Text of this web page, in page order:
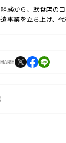
験から、飲食店の
事業を立ち上げ、
刊。